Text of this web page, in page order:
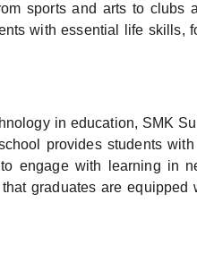
sports and arts to clubs
with essential life skills,
in education, SMK
provides students
engage with learning in
graduates are equipped